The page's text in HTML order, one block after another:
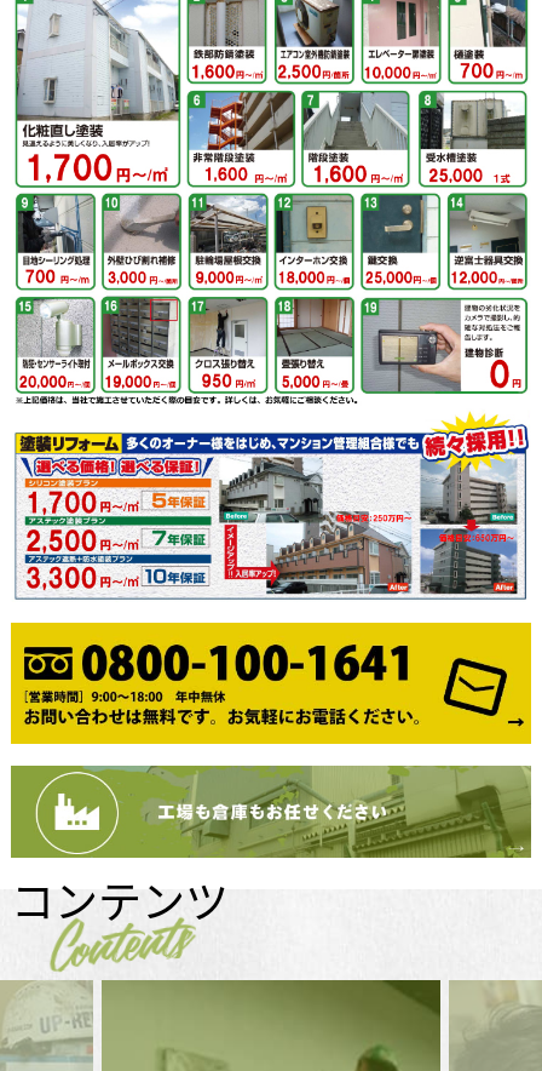
コンテンツ
Contents